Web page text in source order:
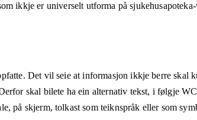
ikkje er universelt utforma på
Det vil seie at informasjon ikkje berre skal
skal bilete ha ein alternativ tekst, i følgje
på skjerm, tolkast som teiknspråk eller som